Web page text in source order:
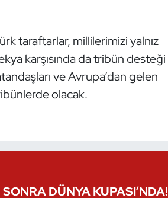
taraftarlar, millilerimizi yalnız
karşısında da tribün desteği
ve Avrupa’dan gelen
olacak.
DÜNYA KUPASI’NDA!